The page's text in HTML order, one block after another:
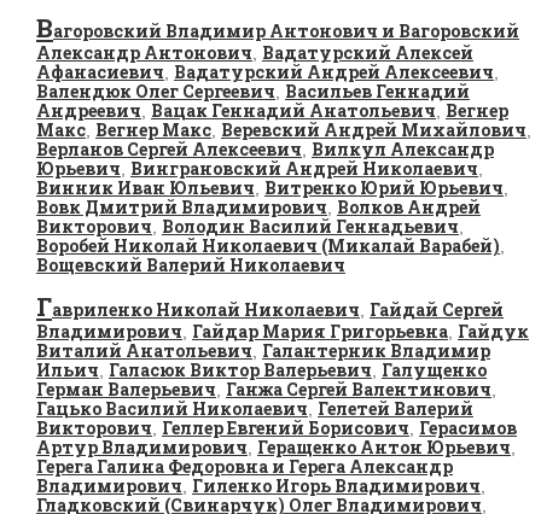
Вагоровский Владимир Антонович и Вагоровский
Александр Антонович, Вадатурский Алексей
Афанасиевич, Вадатурский Андрей Алексеевич,
Валендюк Олег Сергеевич, Васильев Геннадий
Андреевич, Вацак Геннадий Анатольевич, Вегнер
Макс, Вегнер Макс, Веревский Андрей Михайлович,
Верланов Сергей Алексеевич, Вилкул Александр
Юрьевич, Винграновский Андрей Николаевич,
Винник Иван Юльевич, Витренко Юрий Юрьевич,
Вовк Дмитрий Владимирович, Волков Андрей
Викторович, Володин Василий Геннадьевич,
Воробей Николай Николаевич (Микалай Варабей),
Вощевский Валерий Николаевич
Гавриленко Николай Николаевич, Гайдай Сергей
Владимирович, Гайдар Мария Григорьевна, Гайдук
Виталий Анатольевич, Галантерник Владимир
Ильич, Галасюк Виктор Валерьевич, Галущенко
Герман Валерьевич, Ганжа Сергей Валентинович,
Гацько Василий Николаевич, Гелетей Валерий
Викторович, Геллер Евгений Борисович, Герасимов
Артур Владимирович, Геращенко Антон Юрьевич,
Герега Галина Федоровна и Герега Александр
Владимирович, Гиленко Игорь Владимирович,
Гладковский (Свинарчук) Олег Владимирович,